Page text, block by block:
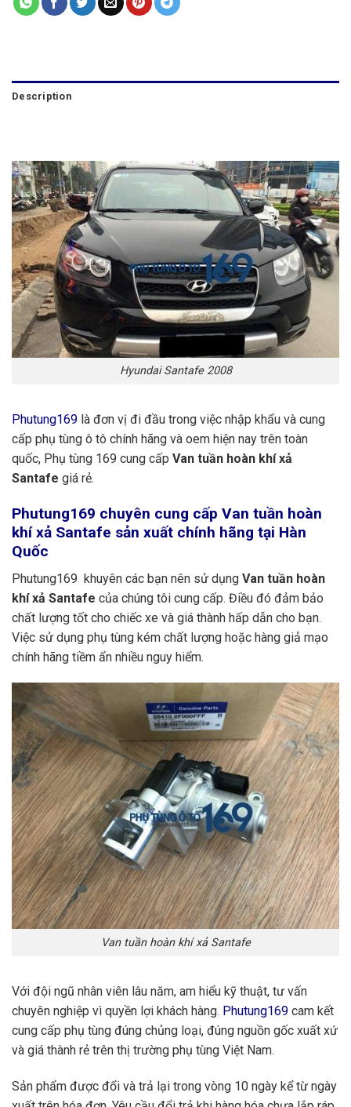
Description
Hyundai Santafe 2008
Phutung169 là đơn vị đi đầu trong việc nhập khẩu và cung
cấp phụ tùng ô tô chính hãng và oem hiện nay trên toàn
quốc, Phụ tùng 169 cung cấp Van tuần hoàn khí xả
Santafe giá rẻ.
Phutung169 chuyên cung cấp Van tuần hoàn
khí xả Santafe sản xuất chính hãng tại Hàn
Quốc
Phutung169 khuyên các bạn nên sử dụng Van tuần hoàn
khí xả Santafe của chúng tôi cung cấp. Điều đó đảm bảo
chất lượng tốt cho chiếc xe và giá thành hấp dẫn cho bạn.
Việc sử dụng phụ tùng kém chất lượng hoặc hàng giả mạo
chính hãng tiềm ẩn nhiều nguy hiểm.
Van tuần hoàn khí xả Santafe
Với đội ngũ nhân viên lâu năm, am hiểu kỹ thuật, tư vấn
chuyên nghiệp vì quyền lợi khách hàng. Phutung169 cam kết
cung cấp phụ tùng đúng chủng loại, đúng nguồn gốc xuất xứ
và giá thành rẻ trên thị trường phụ tùng Việt Nam.
Sản phẩm được đổi và trả lại trong vòng 10 ngày kể từ ngày